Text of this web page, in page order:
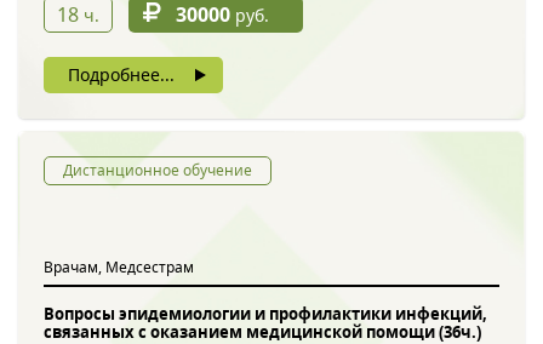
18 ч. 30000 руб.
Подробнее...
Дистанционное обучение
Врачам, Медсестрам
Вопросы эпидемиологии и профилактики инфекций,
связанных с оказанием медицинской помощи (36ч.)